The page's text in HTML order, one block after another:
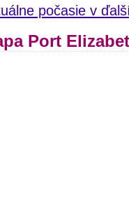
počasie v
Port